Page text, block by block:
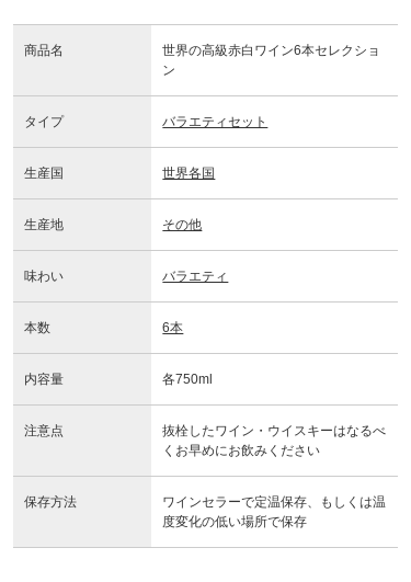
商品名
世界の高級赤白ワイン6本セレクショ
ン
タイプ バラエティセット
生産国 世界各国
生産地 その他
味わい バラエティ
本数 6本
内容量 各750ml
注意点
抜栓したワイン・ウイスキーはなるべ
くお早めにお飲みください
保存方法
ワインセラーで定温保存、もしくは温
度変化の低い場所で保存